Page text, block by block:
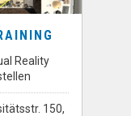
Reality
150,